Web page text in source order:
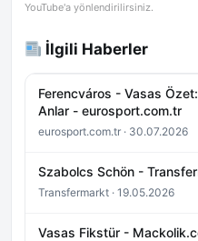
YouTube'a yönlendirilirsiniz.
İlgili Haberler
Ferencváros - Vasas
Anlar - eurosport.com.tr
eurosport.com.tr · 30.07.2026
Szabolcs Schön -
Transfermarkt · 19.05.2026
Vasas Fikstür -